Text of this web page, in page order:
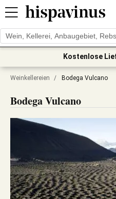
Kostenlose
Weinkellereien / Bodega Vulcano
Bodega Vulcano